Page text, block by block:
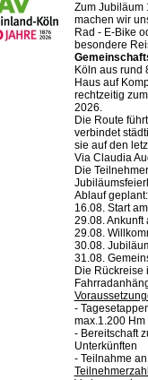
Zum Jubiläum
machen wir
Rad - E-Bike
besondere
Köln aus rund
Haus auf
rechtzeitig
2026.
Die Route
verbindet
sie auf den
Via Claudia
Die
Ablauf geplant:
16.08. Start
29.08. Ankunft
29.08.
30.08.
31.08.
Die Rückreise
-
max.1.200 Hm
- Bereitschaft
Unterkünften
- Teilnahme